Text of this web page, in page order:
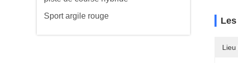
Sport argile rouge
Lieu